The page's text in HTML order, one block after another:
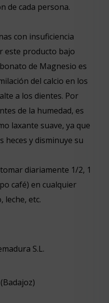
de cada persona.
con insuficiencia
este producto bajo
de Magnesio es
del calcio en los
a los dientes. Por
de la humedad, es
laxante suave, ya que
heces y disminuye su
tomar diariamente 1/2, 1
café) en cualquier
leche, etc.
S.L.